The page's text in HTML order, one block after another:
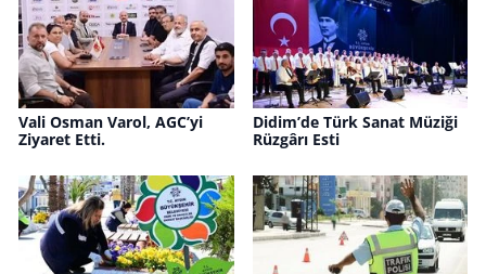
Vali Osman Varol, AGC’yi
Ziyaret Etti.
Didim’de Türk Sanat Mü­zi­ği
Rüz­gâ­rı Esti